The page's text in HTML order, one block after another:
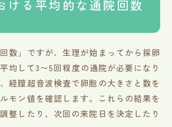
ける平均的な通院回数
数」ですが、生理が始まってから採卵
均して3〜5回程度の通院が必要になり
経膣超音波検査で卵胞の大きさと数を
モン値を確認します。これらの結果を
整したり、次回の来院日を決定したり